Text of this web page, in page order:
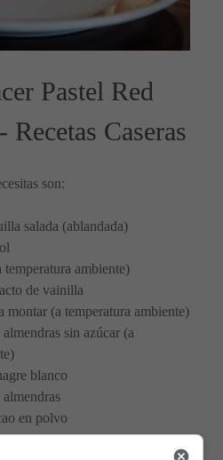
Pastel Red
Caseras
son:
salada (ablandada)
temperatura ambiente)
de vainilla
montar (a temperatura ambiente)
sin azúcar (a
blanco
almendras
en polvo
de sodio